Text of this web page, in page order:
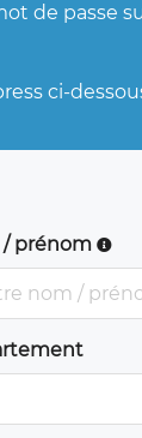
de passe
ci-
/ prénom